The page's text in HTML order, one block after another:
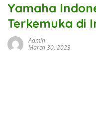
Yamaha
Terkemuka di
Admin
March 30, 2023